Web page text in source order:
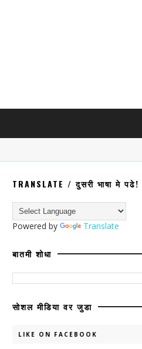
व जातीय
TRANSLATE / दुसरी भाषा मे पढे!
Powered by Translate
बातमी शोधा
सोशल मीडिया वर जुडा
LIKE ON FACEBOOK